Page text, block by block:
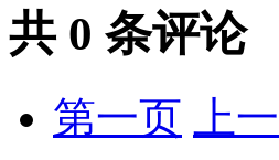
共 0 条评论
第一页 上